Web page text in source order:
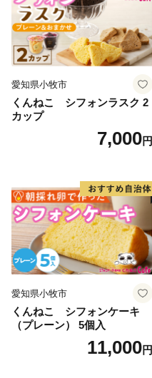
愛知県小牧市
くんねこ シフォンラスク 2
カップ
7,000円
愛知県小牧市
くんねこ シフォンケーキ
（プレーン） 5個入
11,000円